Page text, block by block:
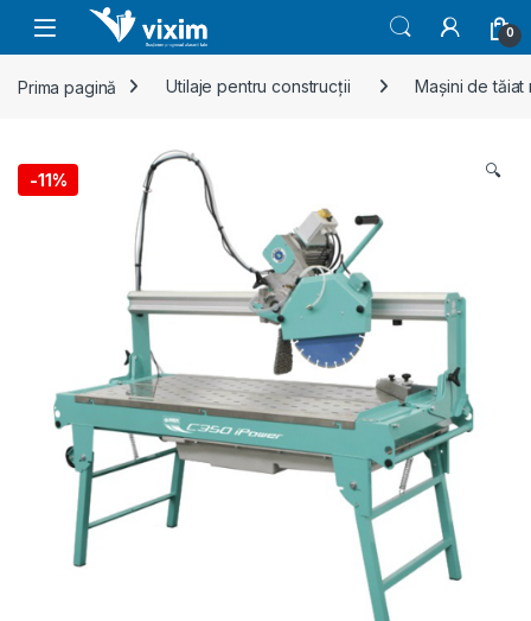
Skip to navigation
Skip to content
0
Prima pagină Utilaje pentru construcții Mașini de
-11% 🔍